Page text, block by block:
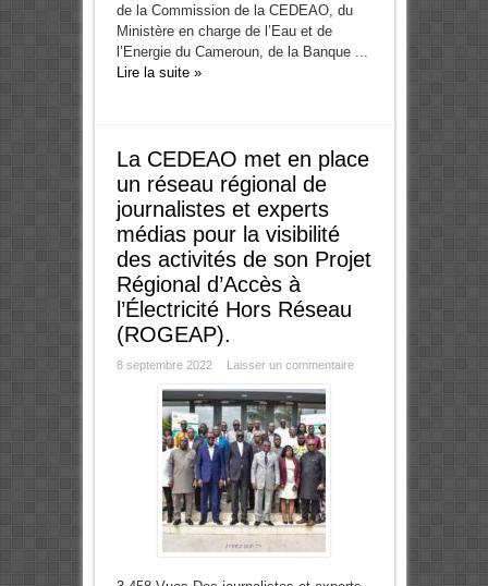
de la Commission de la CEDEAO, du
Ministère en charge de l’Eau et de
l’Energie du Cameroun, de la Banque ...
Lire la suite »
La CEDEAO met en place
un réseau régional de
journalistes et experts
médias pour la visibilité
des activités de son Projet
Régional d’Accès à
l’Électricité Hors Réseau
(ROGEAP).
8 septembre 2022 Laisser un commentaire